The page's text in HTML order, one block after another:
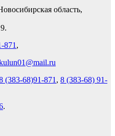
область,
871 ,
(383-68)91-871 , 8 (383-68) 91-
.